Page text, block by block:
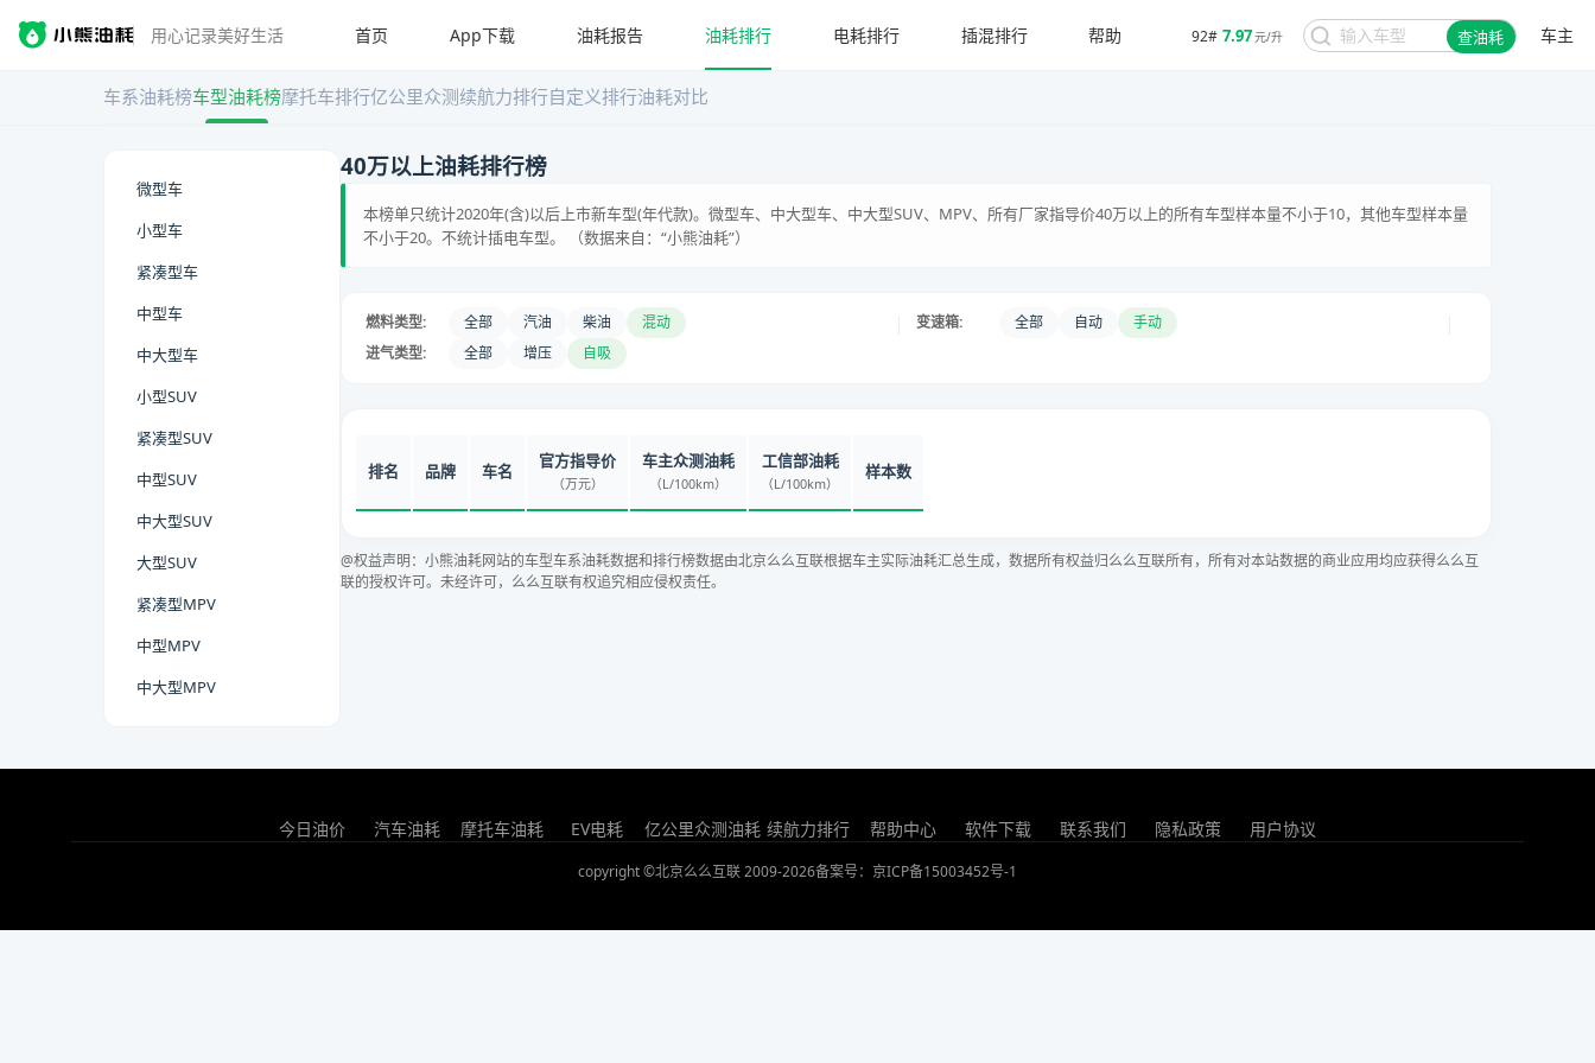
用心记录美好生活 92# 7.97元/升 查油耗 车主
首页 App下载 油耗报告 油耗排行 电耗排行 插混排行 帮助
车系油耗榜车型油耗榜摩托车排行亿公里众测续航力排行自定义排行油耗对比
微型车
小型车
紧凑型车
中型车
中大型车
小型SUV
紧凑型SUV
中型SUV
中大型SUV
大型SUV
紧凑型MPV
中型MPV
中大型MPV
40万以上油耗排行榜
本榜单只统计2020年(含)以后上市新车型(年代款)。微型车、中大型车、中大型SUV、MPV、所有厂家指导价40万以上的所有车型样本量不小于10，其他车型样本量
不小于20。不统计插电车型。 （数据来自：“小熊油耗”）
燃料类型: 全部 汽油 柴油 混动 变速箱: 全部 自动 手动
进气类型: 全部 增压 自吸
排名 品牌 车名 官方指导价
（万元）
车主众测油耗
（L/100km）
工信部油耗
（L/100km）
样本数
@权益声明：小熊油耗网站的车型车系油耗数据和排行榜数据由北京么么互联根据车主实际油耗汇总生成，数据所有权益归么么互联所有，所有对本站数据的商业应用均应获得么么互
联的授权许可。未经许可，么么互联有权追究相应侵权责任。
今日油价 汽车油耗 摩托车油耗 EV电耗 亿公里众测油耗 续航力排行 帮助中心 软件下载 联系我们 隐私政策 用户协议
copyright ©北京么么互联 2009-2026备案号：京ICP备15003452号-1